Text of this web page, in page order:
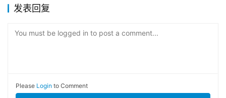
发表回复
You must be logged in to post a comment...
Please Login to Comment